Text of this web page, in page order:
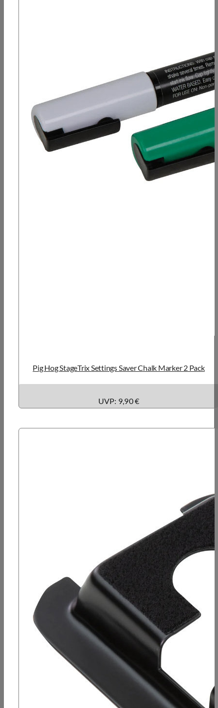
Pig Hog StageTrix Settings Saver Chalk Marker 2 Pack
UVP: 9,90 €